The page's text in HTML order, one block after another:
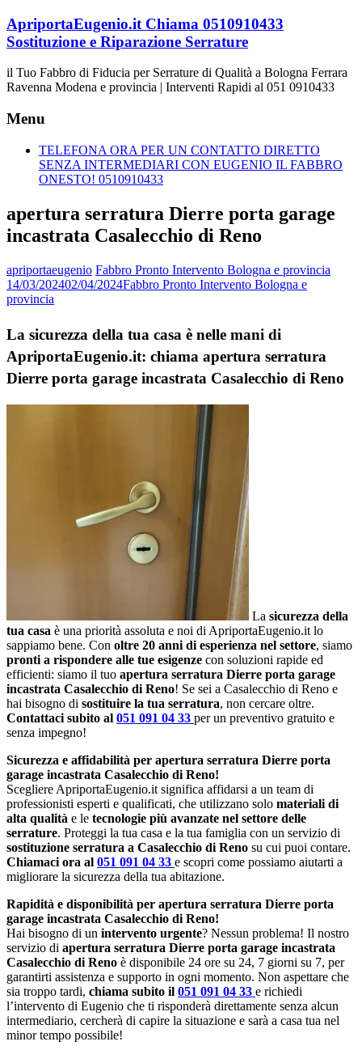
Vai
al
contenuto
ApriportaEugenio.it Chiama 0510910433
Sostituzione e Riparazione Serrature
il Tuo Fabbro di Fiducia per Serrature di Qualità a Bologna Ferrara
Ravenna Modena e provincia | Interventi Rapidi al 051 0910433
Menu
TELEFONA ORA PER UN CONTATTO DIRETTO
SENZA INTERMEDIARI CON EUGENIO IL FABBRO
ONESTO! 0510910433
apertura serratura Dierre porta garage
incastrata Casalecchio di Reno
apriportaeugenio Fabbro Pronto Intervento Bologna e provincia
14/03/202402/04/2024Fabbro Pronto Intervento Bologna e
provincia
La sicurezza della tua casa è nelle mani di
ApriportaEugenio.it: chiama apertura serratura
Dierre porta garage incastrata Casalecchio di Reno
La sicurezza della
tua casa è una priorità assoluta e noi di ApriportaEugenio.it lo
sappiamo bene. Con oltre 20 anni di esperienza nel settore, siamo
pronti a rispondere alle tue esigenze con soluzioni rapide ed
efficienti: siamo il tuo apertura serratura Dierre porta garage
incastrata Casalecchio di Reno! Se sei a Casalecchio di Reno e
hai bisogno di sostituire la tua serratura, non cercare oltre.
Contattaci subito al 051 091 04 33 per un preventivo gratuito e
senza impegno!
Sicurezza e affidabilità per apertura serratura Dierre porta
garage incastrata Casalecchio di Reno!
Scegliere ApriportaEugenio.it significa affidarsi a un team di
professionisti esperti e qualificati, che utilizzano solo materiali di
alta qualità e le tecnologie più avanzate nel settore delle
serrature. Proteggi la tua casa e la tua famiglia con un servizio di
sostituzione serratura a Casalecchio di Reno su cui puoi contare.
Chiamaci ora al 051 091 04 33 e scopri come possiamo aiutarti a
migliorare la sicurezza della tua abitazione.
Rapidità e disponibilità per apertura serratura Dierre porta
garage incastrata Casalecchio di Reno!
Hai bisogno di un intervento urgente? Nessun problema! Il nostro
servizio di apertura serratura Dierre porta garage incastrata
Casalecchio di Reno è disponibile 24 ore su 24, 7 giorni su 7, per
garantirti assistenza e supporto in ogni momento. Non aspettare che
sia troppo tardi, chiama subito il 051 091 04 33 e richiedi
l’intervento di Eugenio che ti risponderà direttamente senza alcun
intermediario, cercherà di capire la situazione e sarà a casa tua nel
minor tempo possibile!